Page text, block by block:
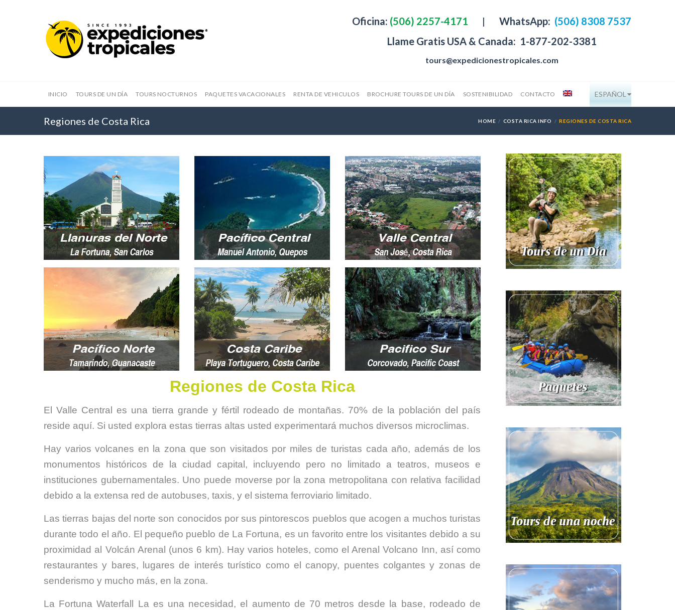
Oficina: (506) 2257-4171 | WhatsApp: (506) 8308 7537
Llame Gratis USA & Canada: 1-877-202-3381
tours@expedicionestropicales.com
INICIO TOURS DE UN DÍA TOURS NOCTURNOS PAQUETES VACACIONALES RENTA DE VEHICULOS BROCHURE TOURS DE UN DÍA SOSTENIBILIDAD CONTACTO ESPAÑOL
Regiones de Costa Rica HOME COSTA RICA INFO REGIONES DE COSTA RICA
Regiones de Costa Rica
El Valle Central es una tierra grande y fértil rodeado de montañas. 70% de la población del país
reside aquí. Si usted explora estas tierras altas usted experimentará muchos diversos microclimas.
Hay varios volcanes en la zona que son visitados por miles de turistas cada año, además de los
monumentos históricos de la ciudad capital, incluyendo pero no limitado a teatros, museos e
instituciones gubernamentales. Uno puede moverse por la zona metropolitana con relativa facilidad
debido a la extensa red de autobuses, taxis, y el sistema ferroviario limitado.
Las tierras bajas del norte son conocidos por sus pintorescos pueblos que acogen a muchos turistas
durante todo el año. El pequeño pueblo de La Fortuna, es un favorito entre los visitantes debido a su
proximidad al Volcán Arenal (unos 6 km). Hay varios hoteles, como el Arenal Volcano Inn, así como
restaurantes y bares, lugares de interés turístico como el canopy, puentes colgantes y zonas de
senderismo y mucho más, en la zona.
La Fortuna Waterfall La es una necesidad, el aumento de 70 metros desde la base, rodeado de